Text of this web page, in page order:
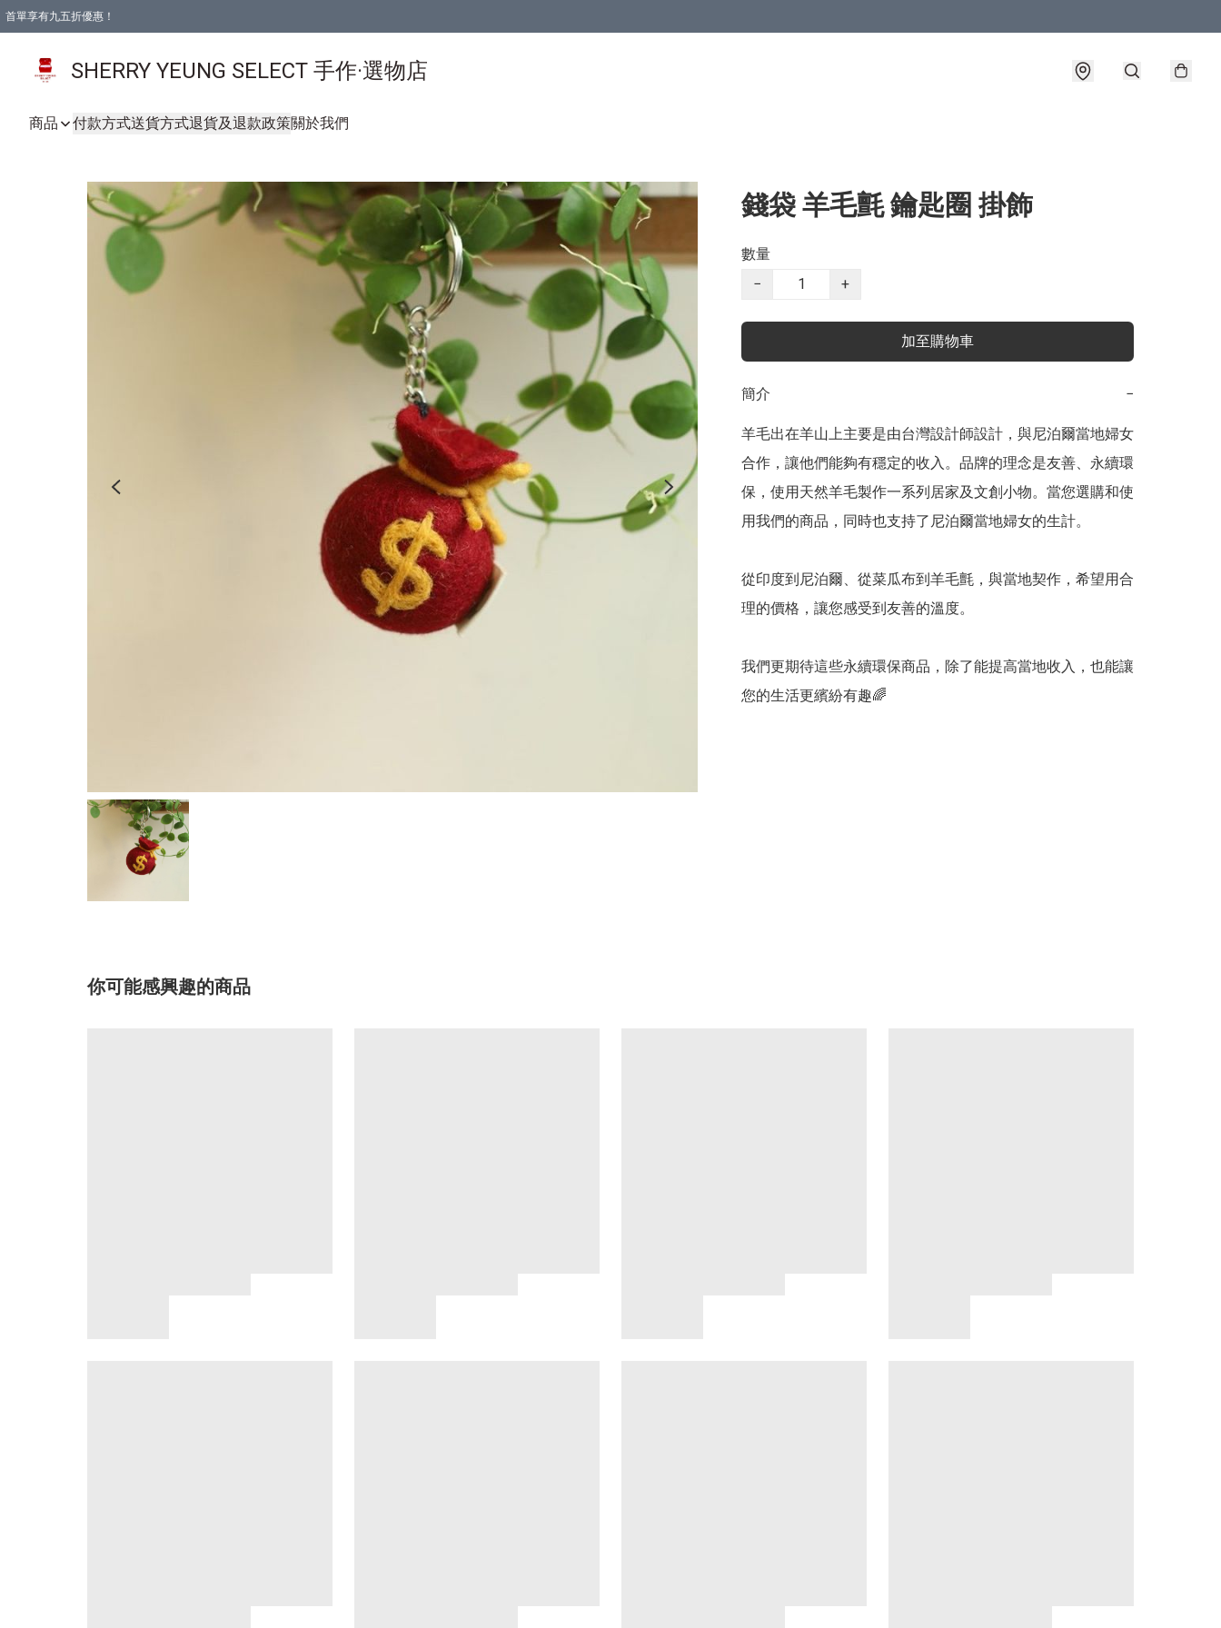
首單享有九五折優惠！
SHERRY YEUNG SELECT 手作·選物店
商品 付款方式送貨方式退貨及退款政策關於我們
錢袋 羊毛氈 鑰匙圈 掛飾
數量
−
+
加至購物車
簡介 −
羊毛出在羊山上主要是由台灣設計師設計，與尼泊爾當地婦女
合作，讓他們能夠有穩定的收入。品牌的理念是友善、永續環
保，使用天然羊毛製作一系列居家及文創小物。當您選購和使
用我們的商品，同時也支持了尼泊爾當地婦女的生計。
從印度到尼泊爾、從菜瓜布到羊毛氈，與當地契作，希望用合
理的價格，讓您感受到友善的溫度。
我們更期待這些永續環保商品，除了能提高當地收入，也能讓
您的生活更繽紛有趣🌈
你可能感興趣的商品